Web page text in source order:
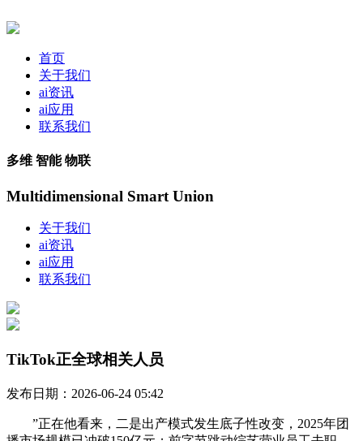
首页
关于我们
ai资讯
ai应用
联系我们
多维 智能 物联
Multidimensional Smart Union
关于我们
ai资讯
ai应用
联系我们
TikTok正全球相关人员
发布日期：2026-06-24 05:42
”正在他看来，二是出产模式发生底子性改变，2025年团